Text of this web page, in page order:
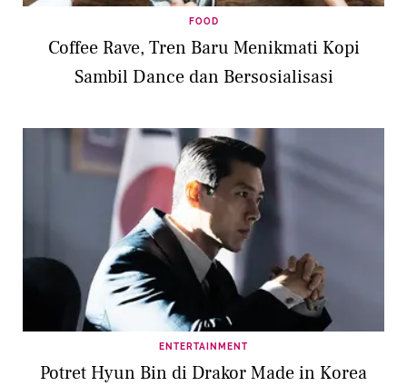
FOOD
Coffee Rave, Tren Baru Menikmati Kopi
Sambil Dance dan Bersosialisasi
ENTERTAINMENT
Potret Hyun Bin di Drakor Made in Korea